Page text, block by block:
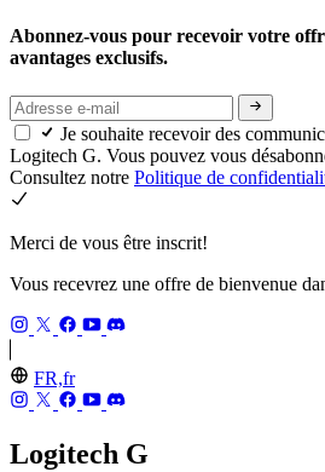
Abonnez-vous pour recevoir votre
avantages exclusifs.
Je souhaite recevoir des
Logitech G. Vous pouvez vous
Consultez notre Politique de
Merci de vous être inscrit!
Vous recevrez une offre de bienvenue
FR,fr
Logitech G